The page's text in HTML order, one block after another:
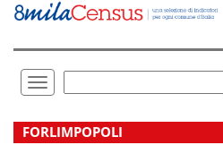
Vai
direttamente
Toggle
navigation
.
FORLIMPOPOLI